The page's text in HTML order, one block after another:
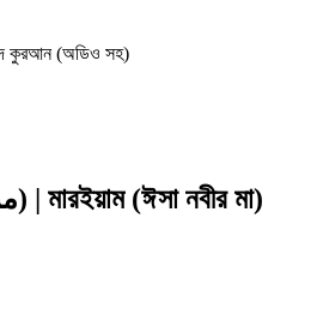
কুরআন (অডিও সহ)
) | মারইয়াম (ঈসা নবীর মা)